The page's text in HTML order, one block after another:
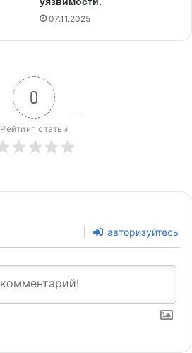
07.11.2025
0
Рейтинг статьи
авторизуйтесь